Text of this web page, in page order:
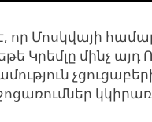
որ Մոսկվայի
Կրեմլը մինչ այդ